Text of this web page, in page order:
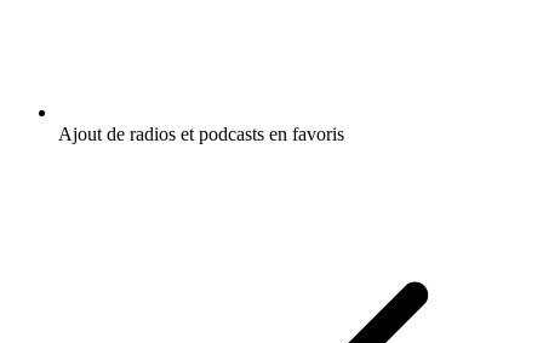
Ajout de radios et podcasts en favoris